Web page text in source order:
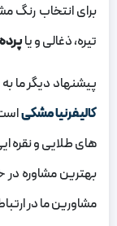
برای انتخاب رنگ
تیره، ذغالی و یا
پیشنهاد دیگر ما
کالیفرنیا مشکی
های طلایی و نقره
بهترین مشاوره
مشاورین ما در